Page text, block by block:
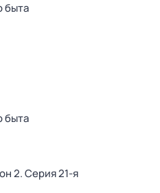
быта
быта
2. Серия 21-я